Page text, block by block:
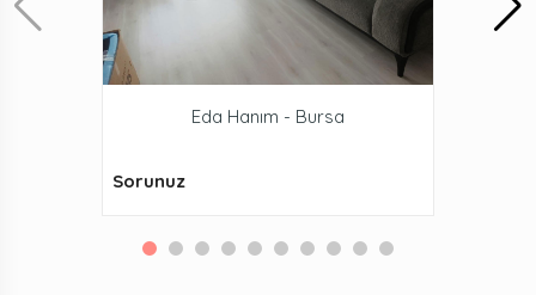
Eda Hanım - Bursa
Sorunuz